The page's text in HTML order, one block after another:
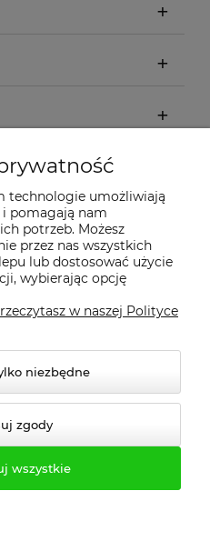
technologie umożliwiają
i pomagają nam
potrzeb. Możesz
przez nas wszystkich
lub dostosować użycie
wybierając opcję
w naszej Polityce
niezbędne
zgody
wszystkie